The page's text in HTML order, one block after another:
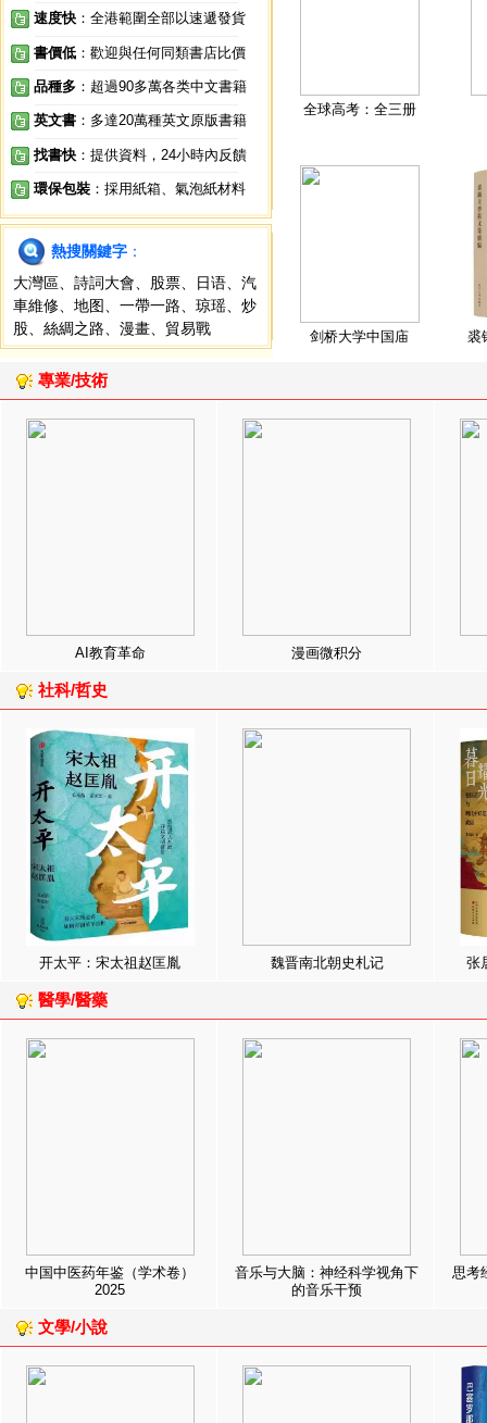
速度快 ：全港範圍全部以速遞發貨
書價低 ：歡迎與任何同類書店比價
品種多 ：超過90多萬各类中文書籍
英文書 ：多達20萬種英文原版書籍
找書快 ：提供資料，24小時內反饋
環保包裝 ：採用紙箱、氣泡紙材料
熱搜關鍵字 ：
大灣區
詩詞大會 股票 日语
汽
車維修
地图 一帶一路 琼瑶
炒
股
絲綢之路 漫畫 貿易戰
全球高考：全三册
剑桥大学中国庙 裘
專業/技術
AI教育革命 漫画微积分
社科/哲史
开太平：宋太祖赵匡胤 魏晋南北朝史札记 张
醫學/醫藥
中国中医药年鉴（学术卷）
2025
音乐与大脑：神经科学视角下
的音乐干预
思考
文學/小說